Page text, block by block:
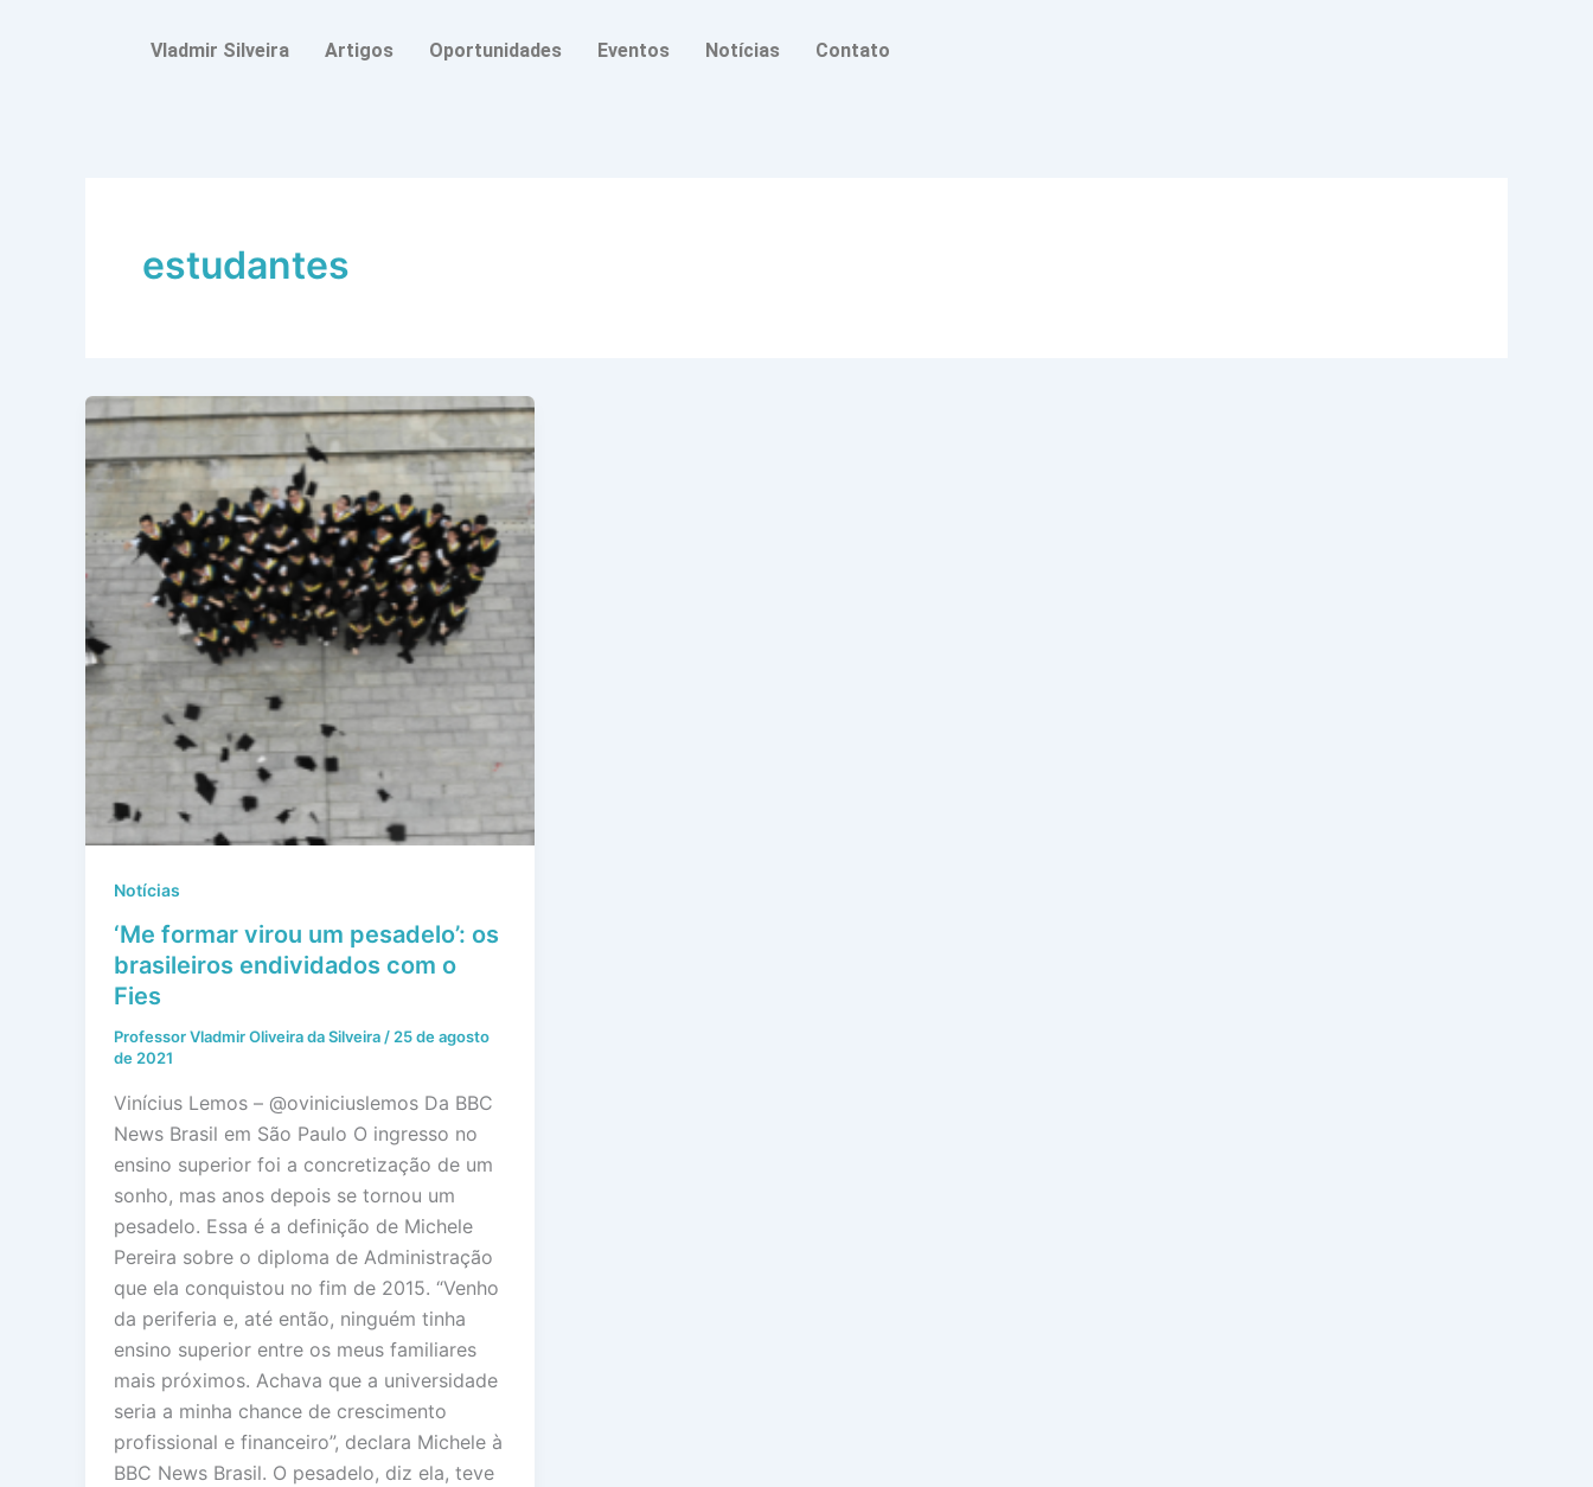
Vladmir Silveira Artigos Oportunidades Eventos Notícias Contato
estudantes
Notícias
‘Me formar virou um pesadelo’: os
brasileiros endividados com o
Fies
Professor Vladmir Oliveira da Silveira/25 de agosto
de 2021
Vinícius Lemos – @oviniciuslemos Da BBC
News Brasil em São Paulo O ingresso no
ensino superior foi a concretização de um
sonho, mas anos depois se tornou um
pesadelo. Essa é a definição de Michele
Pereira sobre o diploma de Administração
que ela conquistou no fim de 2015. “Venho
da periferia e, até então, ninguém tinha
ensino superior entre os meus familiares
mais próximos. Achava que a universidade
seria a minha chance de crescimento
profissional e financeiro”, declara Michele à
BBC News Brasil. O pesadelo, diz ela, teve